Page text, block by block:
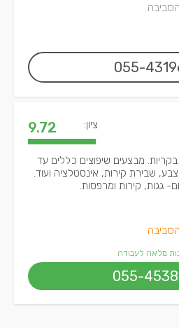
055-
ציון: 9.72
מבצעים שיפוצים כללים עד
שבירת קירות, אינסטלציה ועוד.
גגות, קירות ומרפסות.
מלאה לעבודה
055-